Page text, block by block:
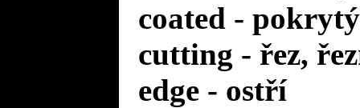
coated -
cutting - řez,
edge - ostří